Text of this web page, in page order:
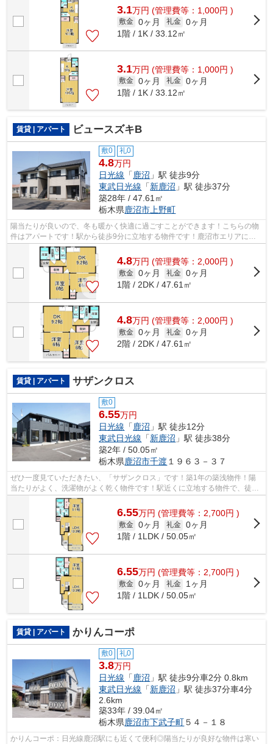
3.1万円 (管理費等：1,000円 )
敷金 0ヶ月 礼金 0ヶ月
1階 / 1K / 33.12㎡
3.1万円 (管理費等：1,000円 )
敷金 0ヶ月 礼金 0ヶ月
1階 / 1K / 33.12㎡
賃貸 | アパート ビュースズキB
敷0 礼0
4.8万円
日光線 「 鹿沼 」駅 徒歩9分
東武日光線 「新鹿沼 」駅 徒歩37分
築28年 / 47.61㎡
栃木県鹿沼市 上野町
陽当たりが良いので、冬も暖かく快適に過ごすことができます！こちらの物
件はアパートです！駅から徒歩9分に立地する物件です！鹿沼市エリアに詳
しい当社なら、日光線鹿沼の近くにある...
4.8万円 (管理費等：2,000円 )
敷金 0ヶ月 礼金 0ヶ月
1階 / 2DK / 47.61㎡
4.8万円 (管理費等：2,000円 )
敷金 0ヶ月 礼金 0ヶ月
2階 / 2DK / 47.61㎡
賃貸 | アパート サザンクロス
敷0
6.55万円
日光線 「鹿沼 」駅 徒歩12分
東武日光線 「新鹿沼 」駅 徒歩38分
築2年 / 50.05㎡
栃木県鹿沼市千渡 １９６３－３７
ぜひ一度見ていただきたい、「サザンクロス」です！築1年の築浅物件！陽
当たりがよく、洗濯物がよく乾く物件です！駅近くに立地する物件で、徒歩
12分程でアクセスできます！エスケーホ...
6.55万円 (管理費等：2,700円 )
敷金 0ヶ月 礼金 0ヶ月
1階 / 1LDK / 50.05㎡
6.55万円 (管理費等：2,700円 )
敷金 0ヶ月 礼金
1ヶ月
1階 / 1LDK / 50.05㎡
賃貸 | アパート かりんコーポ
敷0 礼0
3.8万円
日光線 「鹿沼 」駅 徒歩9分車2分 0.8km
東武日光線 「新鹿沼 」駅 徒歩37分車4分
2.6km
築33年 / 39.04㎡
栃木県鹿沼市下武子町５４－１８
かりんコーポ：日光線鹿沼駅にも近くて便利◎陽当たりが良好な物件は寒い